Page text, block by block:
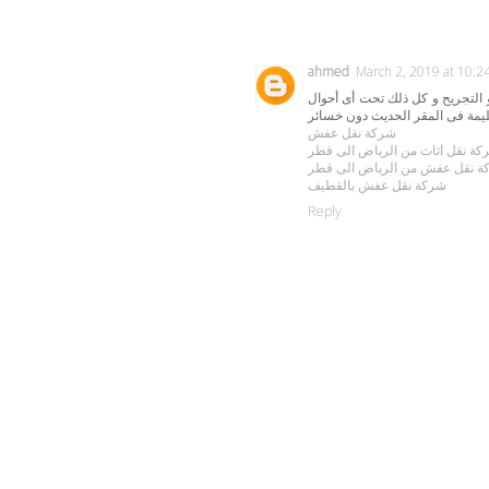
ahmed March 2, 2019 at
و كل ذلك تحت أى أحوال
شركة نقل عفش
نقل اثاث من الرياض الى قطر
نقل عفش من الرياض الى قطر
شركة نقل عفش بالقطيف
Reply